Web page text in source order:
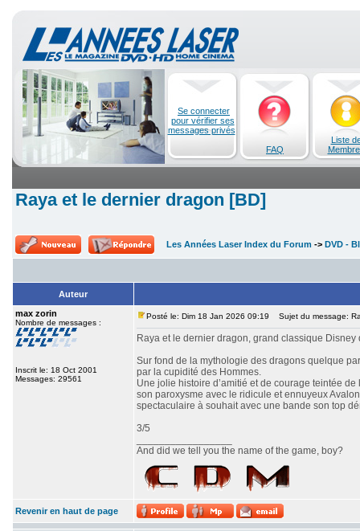
Se connecter
pour vérifier ses
messages privés
FAQ
Liste
Raya et le dernier dragon [BD]
Les Années Laser Index du Forum -> DVD -
Auteur
max zorin
Nombre de messages :
Inscrit le: 18 Oct 2001
Messages: 29561
Posté le: Dim 18 Jan 2026 09:19 Sujet du message:
Raya et le dernier dragon, grand classique
Sur fond de la mythologie des dragons quelque
par la cupidité des Hommes.
Une jolie histoire d’amitié et de courage teintée
son paroxysme avec le ridicule et ennuyeux
spectaculaire à souhait avec une bande son top
3/5
And did we tell you the name of the game, boy?
Revenir en haut de page